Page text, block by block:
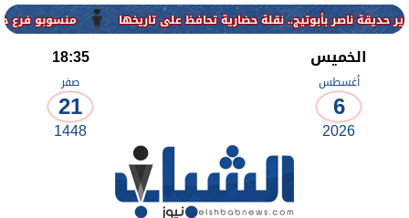
منسوبو فرع جامعة
الخميس
أغسطس
6
2026
18:35
صفر
21
1448